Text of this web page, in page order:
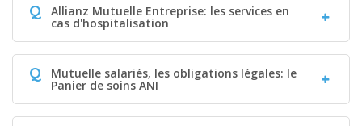
Q Allianz Mutuelle Entreprise: les services en
cas d'hospitalisation
Q Mutuelle salariés, les obligations légales: le
Panier de soins ANI